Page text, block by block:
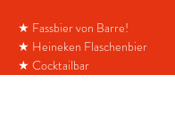
★ Fassbier von Barre!
★ Heineken Flaschenbier
★ Cocktailbar